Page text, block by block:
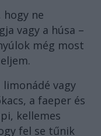
hogy ne
vagy a húsa –
még most
vagy
a faeper és
kellemes
fel se tűnik